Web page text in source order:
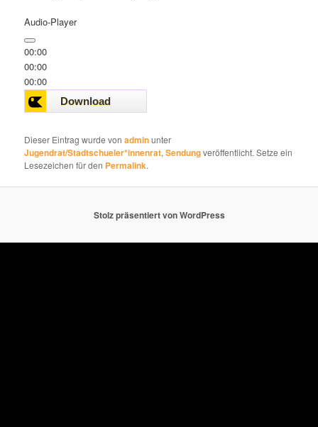
Audio-Player
00:00
00:00
00:00
Dieser Eintrag wurde vonadminunter
Jugendrat/Stadtschueler*innenrat,Sendungveröffentlicht. Setze ein
Lesezeichen für den Permalink.
Stolz präsentiert von WordPress